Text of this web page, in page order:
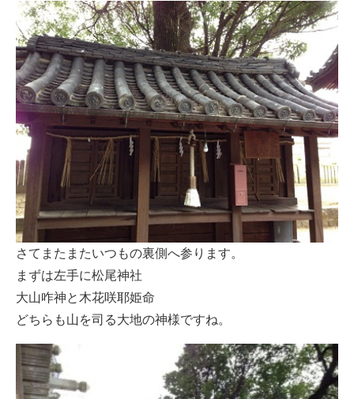
さてまたまたいつもの裏側へ参ります。
まずは左手に松尾神社
大山咋神と木花咲耶姫命
どちらも山を司る大地の神様ですね。